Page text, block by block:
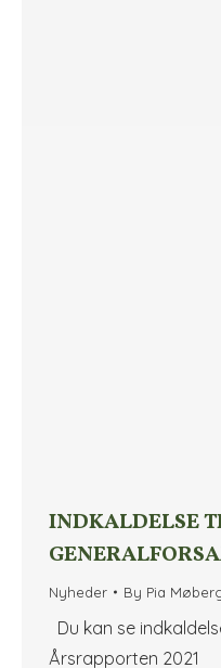
INDKALDELSE
Nyheder By Pia
Du kan se
Årsrapporten